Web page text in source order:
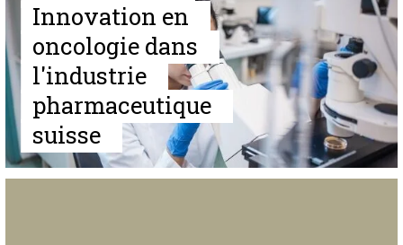
Innovation en
oncologie dans
l'industrie
pharmaceutique
suisse